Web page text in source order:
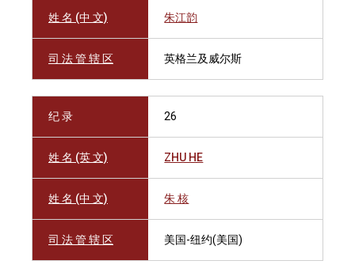
姓 名 (中 文) 朱江韵
司 法 管 辖 区 英格兰及威尔斯
纪 录 26
姓 名 (英 文) ZHU HE
姓 名 (中 文) 朱 核
司 法 管 辖 区 美国-纽约(美国)